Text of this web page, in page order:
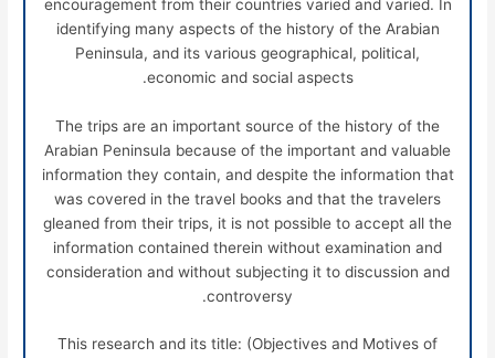
encouragement from their countries varied and varied. In
identifying many aspects of the history of the Arabian
Peninsula, and its various geographical, political,
economic and social aspects.
The trips are an important source of the history of the
Arabian Peninsula because of the important and valuable
information they contain, and despite the information that
was covered in the travel books and that the travelers
gleaned from their trips, it is not possible to accept all the
information contained therein without examination and
consideration and without subjecting it to discussion and
controversy.
This research and its title: (Objectives and Motives of